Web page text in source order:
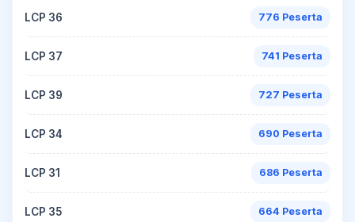
LCP 36 776 Peserta
LCP 37 741 Peserta
LCP 39 727 Peserta
LCP 34 690 Peserta
LCP 31 686 Peserta
LCP 35 664 Peserta